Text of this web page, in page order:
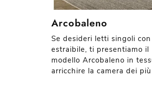
Arcobaleno
Se desideri letti singoli
estraibile, ti presentiamo il
modello Arcobaleno in
arricchire la camera dei